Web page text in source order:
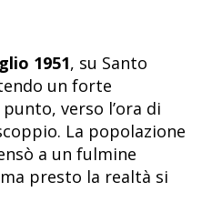
1951, su Santo
un forte
verso l’ora di
La popolazione
a un fulmine
presto la realtà si